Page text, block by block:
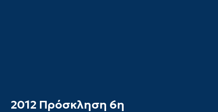
2012 Πρόσκληση 6η